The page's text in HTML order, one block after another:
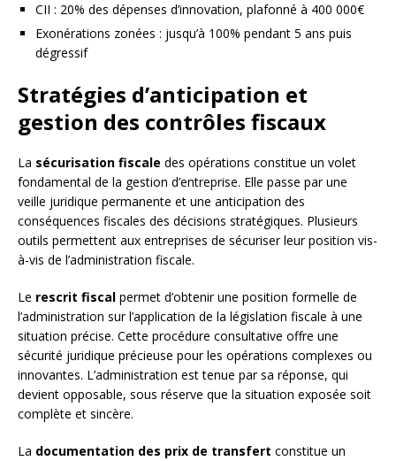
CII : 20% des dépenses d’innovation, plafonné à 400 000€
Exonérations zonées : jusqu’à 100% pendant 5 ans puis
dégressif
Stratégies d’anticipation et
gestion des contrôles fiscaux
La sécurisation fiscale des opérations constitue un volet
fondamental de la gestion d’entreprise. Elle passe par une
veille juridique permanente et une anticipation des
conséquences fiscales des décisions stratégiques. Plusieurs
outils permettent aux entreprises de sécuriser leur position vis-
à-vis de l’administration fiscale.
Le rescrit fiscal permet d’obtenir une position formelle de
l’administration sur l’application de la législation fiscale à une
situation précise. Cette procédure consultative offre une
sécurité juridique précieuse pour les opérations complexes ou
innovantes. L’administration est tenue par sa réponse, qui
devient opposable, sous réserve que la situation exposée soit
complète et sincère.
La documentation des prix de transfert constitue un